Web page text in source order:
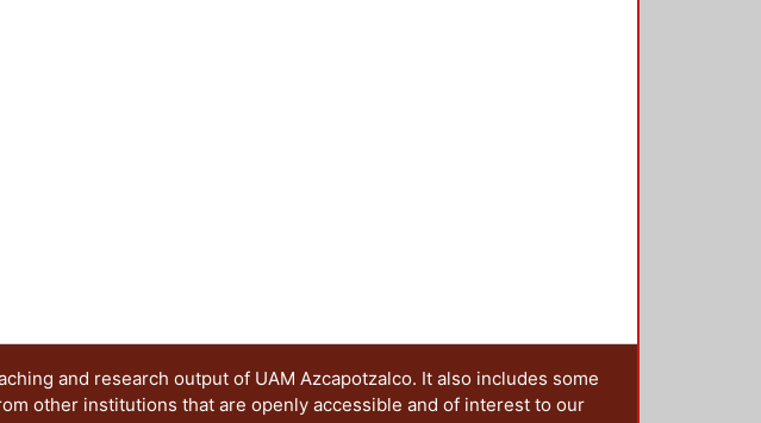
and research output of UAM Azcapotzalco. It also includes some
other institutions that are openly accessible and of interest to our